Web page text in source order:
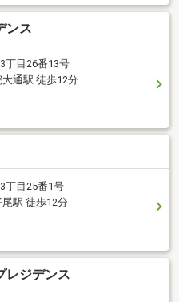
ンス
丁目26番13号
通駅 徒歩12分
丁目25番1号
駅 徒歩12分
レジデンス